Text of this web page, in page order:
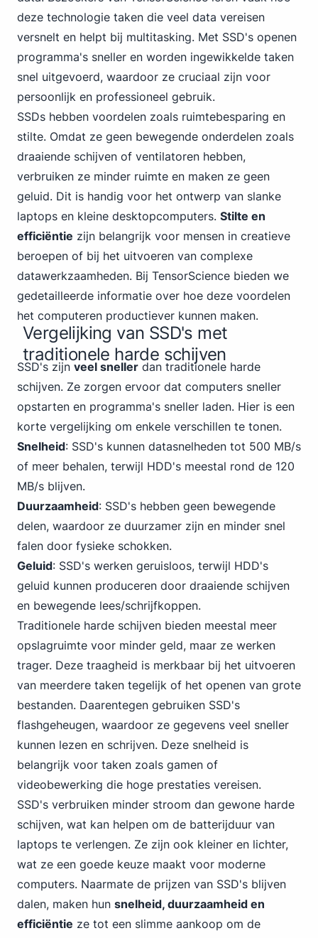
deze technologie taken die veel data vereisen
versnelt en helpt bij multitasking. Met SSD's openen
programma's sneller en worden ingewikkelde taken
snel uitgevoerd, waardoor ze cruciaal zijn voor
persoonlijk en professioneel gebruik.
SSDs hebben voordelen zoals ruimtebesparing en
stilte. Omdat ze geen bewegende onderdelen zoals
draaiende schijven of ventilatoren hebben,
verbruiken ze minder ruimte en maken ze geen
geluid. Dit is handig voor het ontwerp van slanke
laptops en kleine desktopcomputers. Stilte en
efficiëntie zijn belangrijk voor mensen in creatieve
beroepen of bij het uitvoeren van complexe
datawerkzaamheden. Bij TensorScience bieden we
gedetailleerde informatie over hoe deze voordelen
het computeren productiever kunnen maken.
Vergelijking van SSD's met
traditionele harde schijven
SSD's zijn veel sneller dan traditionele harde
schijven. Ze zorgen ervoor dat computers sneller
opstarten en programma's sneller laden. Hier is een
korte vergelijking om enkele verschillen te tonen.
Snelheid: SSD's kunnen datasnelheden tot 500 MB/s
of meer behalen, terwijl HDD's meestal rond de 120
MB/s blijven.
Duurzaamheid: SSD's hebben geen bewegende
delen, waardoor ze duurzamer zijn en minder snel
falen door fysieke schokken.
Geluid: SSD's werken geruisloos, terwijl HDD's
geluid kunnen produceren door draaiende schijven
en bewegende lees/schrijfkoppen.
Traditionele harde schijven bieden meestal meer
opslagruimte voor minder geld, maar ze werken
trager. Deze traagheid is merkbaar bij het uitvoeren
van meerdere taken tegelijk of het openen van grote
bestanden. Daarentegen gebruiken SSD's
flashgeheugen, waardoor ze gegevens veel sneller
kunnen lezen en schrijven. Deze snelheid is
belangrijk voor taken zoals gamen of
videobewerking die hoge prestaties vereisen.
SSD's verbruiken minder stroom dan gewone harde
schijven, wat kan helpen om de batterijduur van
laptops te verlengen. Ze zijn ook kleiner en lichter,
wat ze een goede keuze maakt voor moderne
computers. Naarmate de prijzen van SSD's blijven
dalen, maken hun snelheid, duurzaamheid en
efficiëntie ze tot een slimme aankoop om de